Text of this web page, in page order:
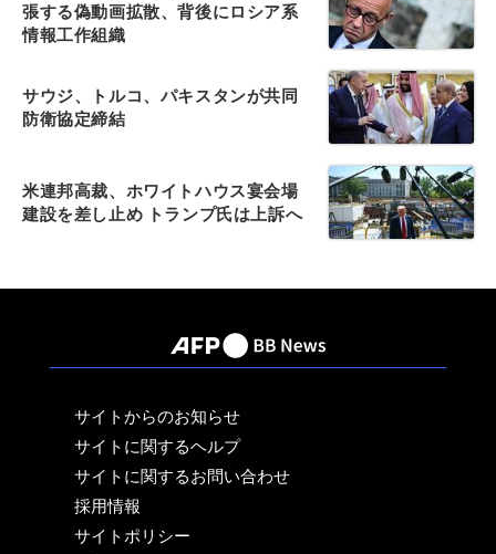
張する偽動画拡散、背後にロシア系
情報工作組織
サウジ、トルコ、パキスタンが共同
防衛協定締結
米連邦高裁、ホワイトハウス宴会場
建設を差し止め トランプ氏は上訴へ
サイトからのお知らせ
サイトに関するヘルプ
サイトに関するお問い合わせ
採用情報
サイトポリシー